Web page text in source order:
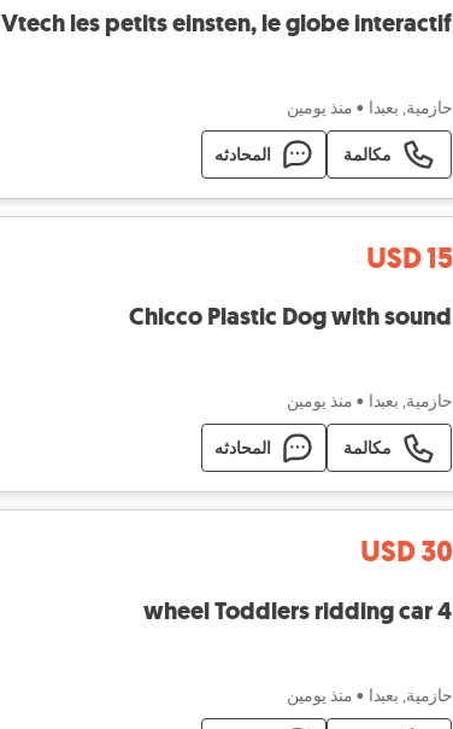
Vtech les petits einsten, le globe interactif
حازمية, بعبدا • منذ يومين
مكالمة المحادثه
USD 15
Chicco Plastic Dog with sound
حازمية, بعبدا • منذ يومين
مكالمة المحادثه
USD 30
4 wheel Toddlers ridding car
حازمية, بعبدا • منذ يومين